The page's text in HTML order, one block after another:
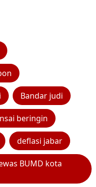
Bandar judi
beringin
deflasi jabar
BUMD kota